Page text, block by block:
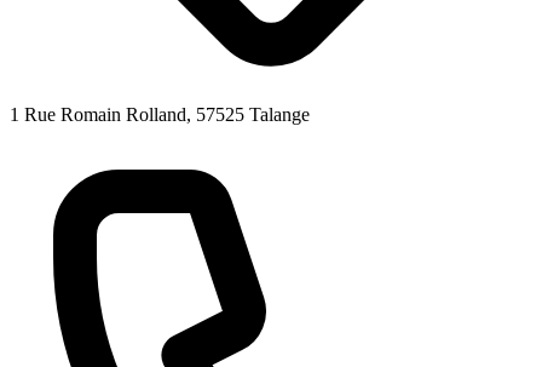
1 Rue Romain Rolland, 57525 Talange